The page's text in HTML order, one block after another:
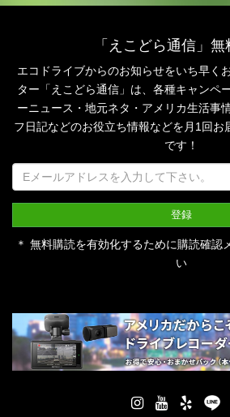
「えこどら通信」
エコドライブからのお知らせをいち早く
ター「えこどら通信」は、 各種キャンペ
ーニュース・地元ネタ・アメリカ生活事
フ日記などのお役立ち情報などを月1回お
です！
＊ 無料購読を有効化するために購読確認
い